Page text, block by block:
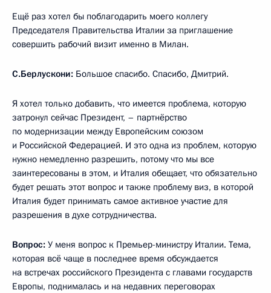
Ещё раз хотел бы поблагодарить моего коллегу
Председателя Правительства Италии за приглашение
совершить рабочий визит именно в Милан.
С.Берлускони: Большое спасибо. Спасибо, Дмитрий.
Я хотел только добавить, что имеется проблема, которую
затронул сейчас Президент, – партнёрство
по модернизации между Европейским союзом
и Российской Федерацией. И это одна из проблем, которую
нужно немедленно разрешить, потому что мы все
заинтересованы в этом, и Италия обещает, что обязательно
будет решать этот вопрос и также проблему виз, в которой
Италия будет принимать самое активное участие для
разрешения в духе сотрудничества.
Вопрос: У меня вопрос к Премьер-министру Италии. Тема,
которая всё чаще в последнее время обсуждается
на встречах российского Президента с главами государств
Европы, поднималась и на недавних переговорах